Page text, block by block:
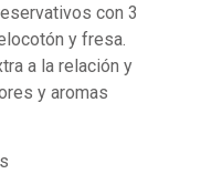
con 3
y fresa.
a la relación y
y aromas